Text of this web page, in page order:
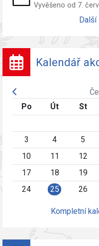
Vyvěšeno od 7.
Další
Kalendář
Po
Út St
3
4 5
10
11 12
17
18 19
24
25 26
Kompletní